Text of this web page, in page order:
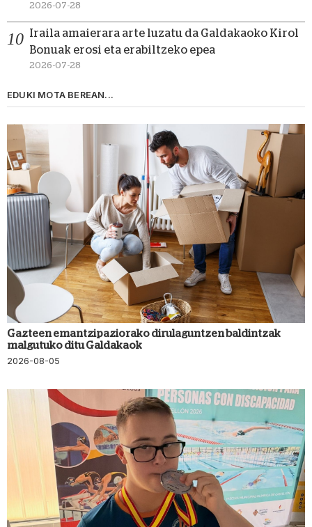
2026-07-28
Iraila amaierara arte luzatu da Galdakaoko Kirol
Bonuak erosi eta erabiltzeko epea
2026-07-28
EDUKI MOTA BEREAN...
Gazteen emantzipaziorako dirulaguntzen baldintzak
malgutuko ditu Galdakaok
2026-08-05